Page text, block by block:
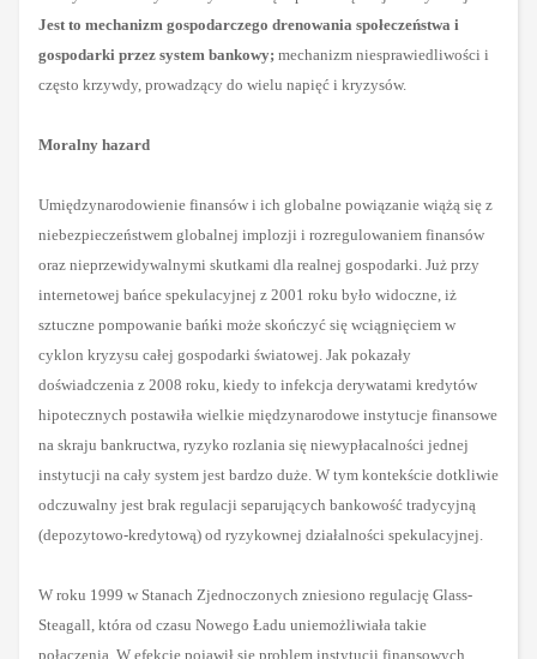
Jest to mechanizm gospodarczego drenowania społeczeństwa i
gospodarki przez system bankowy; mechanizm niesprawiedliwości i
często krzywdy, prowadzący do wielu napięć i kryzysów.
Moralny hazard
Umiędzynarodowienie finansów i ich globalne powiązanie wiążą się z
niebezpieczeństwem globalnej implozji i rozregulowaniem finansów
oraz nieprzewidywalnymi skutkami dla realnej gospodarki. Już przy
internetowej bańce spekulacyjnej z 2001 roku było widoczne, iż
sztuczne pompowanie bańki może skończyć się wciągnięciem w
cyklon kryzysu całej gospodarki światowej. Jak pokazały
doświadczenia z 2008 roku, kiedy to infekcja derywatami kredytów
hipotecznych postawiła wielkie międzynarodowe instytucje finansowe
na skraju bankructwa, ryzyko rozlania się niewypłacalności jednej
instytucji na cały system jest bardzo duże. W tym kontekście dotkliwie
odczuwalny jest brak regulacji separujących bankowość tradycyjną
(depozytowo-kredytową) od ryzykownej działalności spekulacyjnej.
W roku 1999 w Stanach Zjednoczonych zniesiono regulację Glass-
Steagall, która od czasu Nowego Ładu uniemożliwiała takie
połączenia. W efekcie pojawił się problem instytucji finansowych